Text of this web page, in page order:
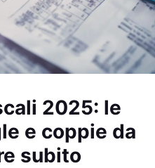
2025: le
e coppie da
subito